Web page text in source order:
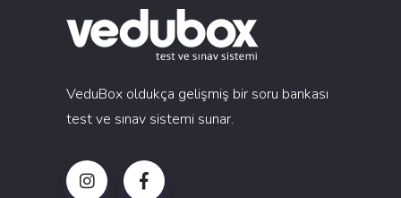
VeduBox oldukça gelişmiş bir soru bankası
test ve sınav sistemi sunar.